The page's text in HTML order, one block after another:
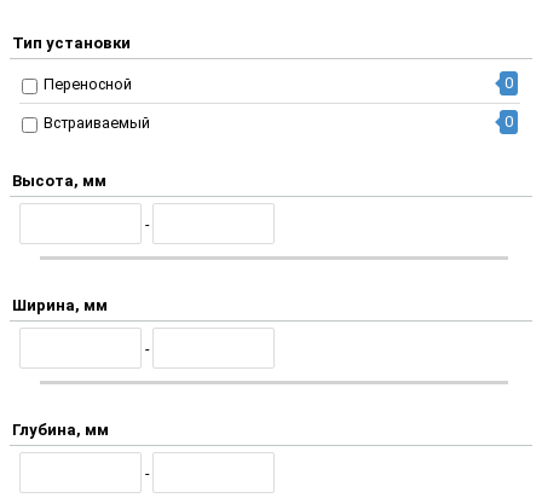
Тип установки
Переносной 0
Встраиваемый 0
Высота, мм
-
Ширина, мм
-
Глубина, мм
-